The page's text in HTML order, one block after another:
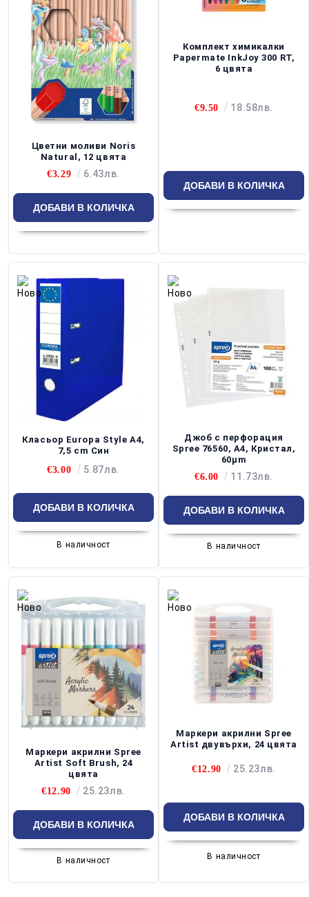
Цветни моливи Noris
Natural, 12 цвята
€3.29
6.43лв.
Комплект химикалки
Papermate InkJoy 300 RT,
6 цвята
€9.50 18.58лв.
Класьор Europa Style А4,
7,5 cm Син
€3.00
5.87лв.
В наличност
Джоб с перфорация
Spree 76560, A4, Кристал,
60µm
€6.00
11.73лв.
В наличност
Маркери акрилни Spree
Artist Soft Brush, 24
цвята
€12.90
25.23лв.
В наличност
Маркери акрилни Spree
Artist двувърхи, 24 цвята
€12.90 25.23лв.
В наличност